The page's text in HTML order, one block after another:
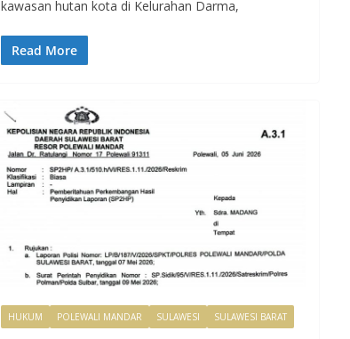
kawasan hutan kota di Kelurahan Darma,
Read More
HUKUM POLEWALI MANDAR SULAWESI SULAWESI BARAT